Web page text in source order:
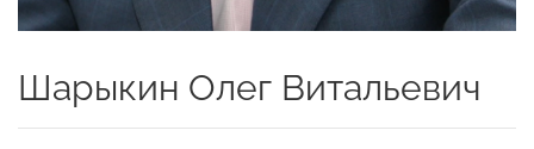
Шарыкин Олег Витальевич